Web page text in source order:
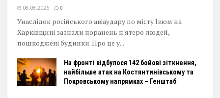
08.08.2026 0
Унаслідок російського авіаудару по місту Ізюм на
Харківщині зазнали поранень п'ятеро людей,
пошкоджені будинки. Про це у...
На фронті відбулося 142 бойові зіткнення,
найбільше атак на Костянтинівському та
Покровському напрямках – Генштаб